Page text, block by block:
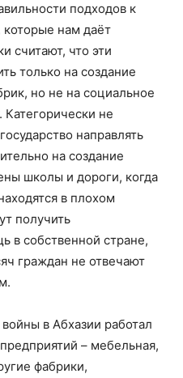
подходов к
нам даёт
считают, что эти
только на создание
но не на социальное
Категорически не
направлять
на создание
школы и дороги, когда
в плохом
получить
в собственной стране,
граждан не отвечают
в Абхазии работал
– мебельная,
фабрики,